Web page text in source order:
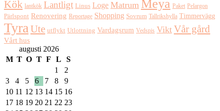
Kök lantkök Lantligt Linus Loge Matrum Meya Paket Pelargon
Pärlspont Renovering Reportage Shopping Sovrum Tallrikshylla Timmervägg
TyraUte utflykt Utlottning Vardagsrum Vedspis Vikt Vår gård
Vårt hus
augusti 2026
M T O T F L
S
1
2
3
4 5 6 7 8
9
10 11 12 13 14 15 16
17 18 19 20 21 22 23